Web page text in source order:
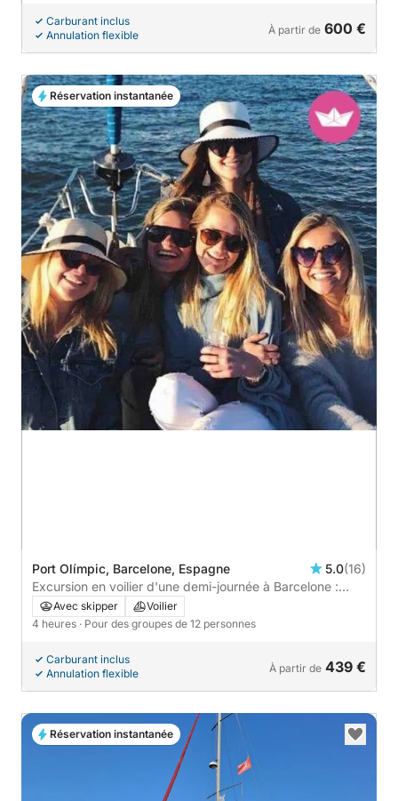
Carburant inclus
Annulation flexible
À partir de 600 €
Port Olímpic, Barcelone, Espagne 5.0(16)
Excursion en voilier d'une demi-journée à Barcelone :
musique, baignade, boissons, collations et détente |
Jusqu'à 12 passagers
Avec skipper
Voilier
4 heures · Pour des groupes de 12 personnes
Carburant inclus
Annulation flexible
À partir de 439 €
Réservation instantanée
Réservation instantanée